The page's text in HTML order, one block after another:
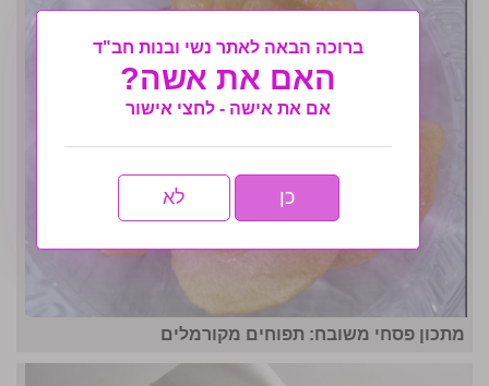
מתכון פסחי משובח: תפוחים מקורמלים
ברוכה הבאה לאתר נשי ובנות חב"ד
האם את אשה?
אם את אישה - לחצי אישור
כן לא